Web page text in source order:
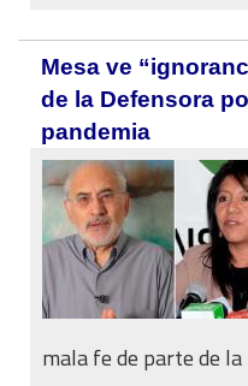
Mesa ve
de la Defensora
pandemia
mala fe de parte de